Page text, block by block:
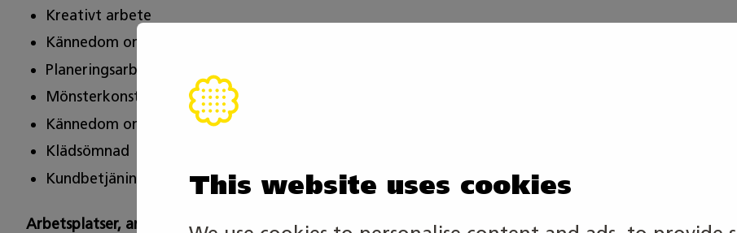
This website uses cookies
Kreativt arbete
Kännedom om trender och uppföljning av aktuella trender
Planeringsarbete
Mönsterkonstruktion
Kännedom om material och arbete med dem
Klädsömnad
Kundbetjäning
Arbetsplatser, arbetsmiljöer, regionalitet